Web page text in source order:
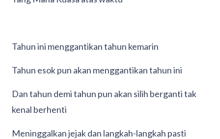
Tahun ini menggantikan tahun kemarin
Tahun esok pun akan menggantikan tahun ini
Dan tahun demi tahun pun akan silih berganti tak
kenal berhenti
Meninggalkan jejak dan langkah-langkah pasti